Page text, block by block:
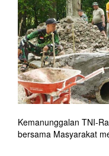
Kemanunggalan TNI-
bersama Masyarakat